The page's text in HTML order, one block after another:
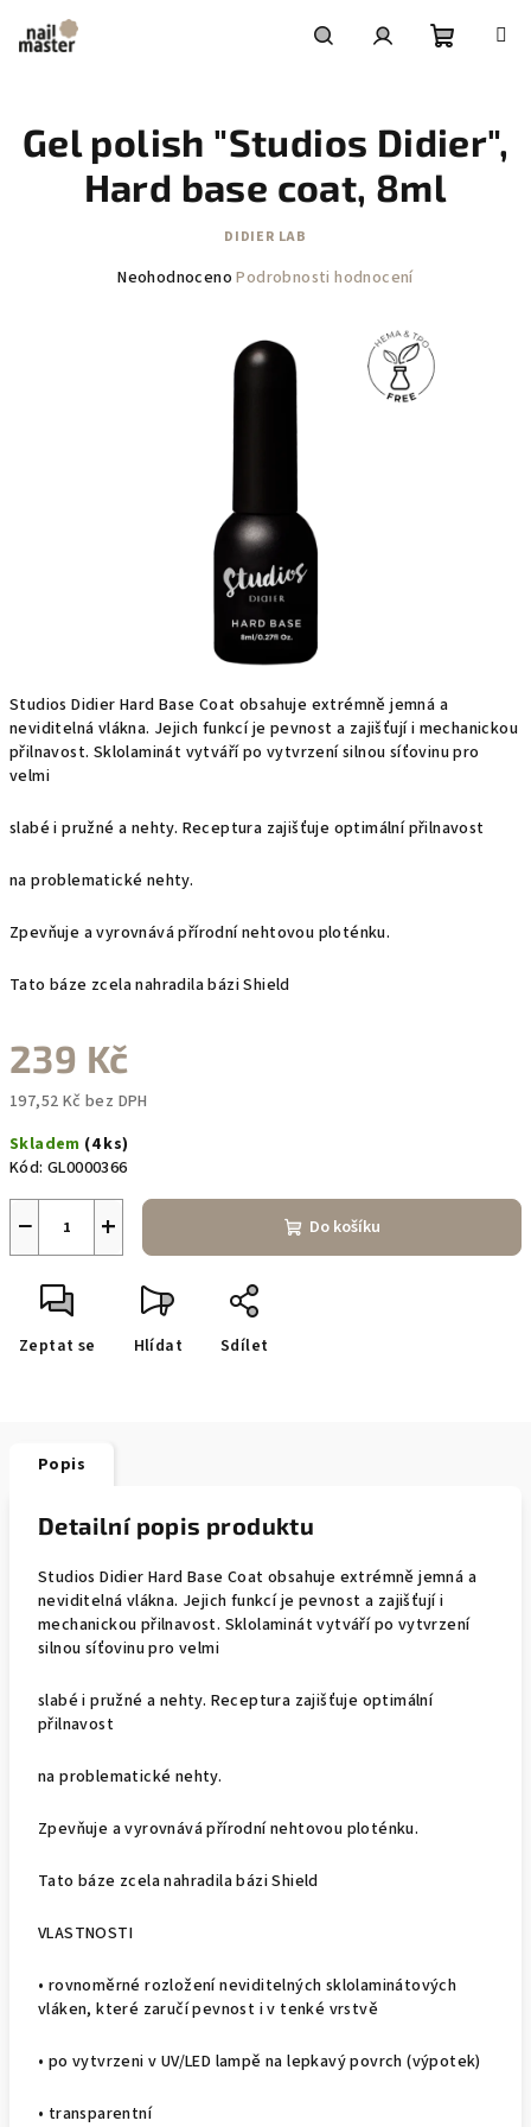
obsah
košík
Studios Didier Hard Base Coat obsahuje extrémně jemná a
neviditelná vlákna. Jejich funkcí je pevnost a zajišťují i mechanickou
přilnavost. Sklolaminát vytváří po vytvrzení silnou síťovinu pro
velmi
slabé i pružné a nehty. Receptura zajišťuje optimální přilnavost
na problematické nehty.
Zpevňuje a vyrovnává přírodní nehtovou ploténku.
Tato báze zcela nahradila bázi Shield
239 Kč
197,52 Kč bez DPH
cena:
Skladem (4 ks)
Kód: GL0000366
+
− Do košíku
Zeptat se Hlídat Sdílet
Gel polish "Studios Didier",
Hard base coat, 8ml
DIDIER LAB
Průměrné
Neohodnoceno Podrobnosti hodnocení
Popis
Detailní popis produktu
Studios Didier Hard Base Coat obsahuje extrémně jemná a
neviditelná vlákna. Jejich funkcí je pevnost a zajišťují i
mechanickou přilnavost. Sklolaminát vytváří po vytvrzení
silnou síťovinu pro velmi
slabé i pružné a nehty. Receptura zajišťuje optimální
přilnavost
na problematické nehty.
Zpevňuje a vyrovnává přírodní nehtovou ploténku.
Tato báze zcela nahradila bázi Shield
VLASTNOSTI
• rovnoměrné rozložení neviditelných sklolaminátových
vláken, které zaručí pevnost i v tenké vrstvě
• po vytvrzeni v UV/LED lampě na lepkavý povrch (výpotek)
• transparentní